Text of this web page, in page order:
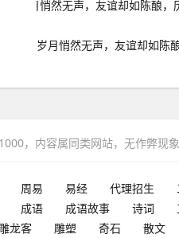
岁月悄然无声，友谊却如陈
，内容属同类网站，无作弊现象
周易 易经 代理招生
成语 成语故事 诗词
雕龙客 雕塑 奇石 散文